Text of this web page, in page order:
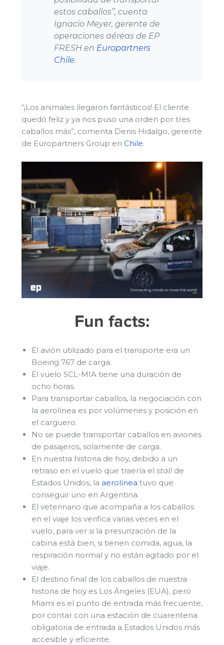
estos caballos”, cuenta
Ignacio Meyer, gerente de
operaciones aéreas de EP
FRESH en Europartners
Chile.
“¡Los animales llegaron fantásticos! El cliente
quedó feliz y ya nos puso una orden por tres
caballos más”, comenta Denis Hidalgo, gerente
de Europartners Group en Chile.
Fun facts:
El avión utilizado para el transporte era un
Boeing 767 de carga.
El vuelo SCL-MIA tiene una duración de
ocho horas.
Para transportar caballos, la negociación con
la aerolínea es por volúmenes y posición en
el carguero.
No se puede transportar caballos en aviones
de pasajeros, solamente de carga.
En nuestra historia de hoy, debido a un
retraso en el vuelo que traería el stallde
Estados Unidos, la aerolínea tuvo que
conseguir uno en Argentina.
El veterinario que acompaña a los caballos
en el viaje los verifica varias veces en el
vuelo, para ver si la presurización de la
cabina está bien, si tienen comida, agua, la
respiración normal y no están agitado por el
viaje.
El destino final de los caballos de nuestra
historia de hoy es Los Ángeles (EUA), pero
Miami es el punto de entrada más frecuente,
por contar con una estación de cuarentena
obligatoria de entrada a Estados Unidos más
accesible y eficiente.